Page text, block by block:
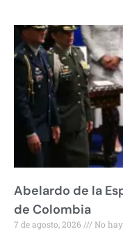
Abelardo de la
de Colombia
7 de agosto, 2026 No